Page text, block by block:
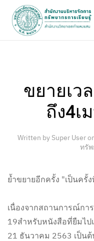
ขยายเว
ถึง4เ
Written by Super User
ทรั
ย้ำขยายอีกครั้ง "เป็นครั้
เนื่องจากสถานการณ์กา
19สำหรับหนังสือที่ยืมไ
21 ธันวาคม 2563 เป็น